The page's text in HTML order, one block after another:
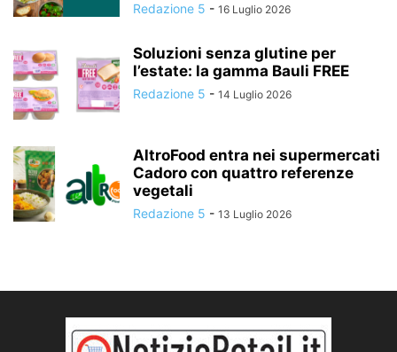
Redazione 5 - 16 Luglio 2026
Soluzioni senza glutine per
l’estate: la gamma Bauli FREE
Redazione 5 - 14 Luglio 2026
AltroFood entra nei supermercati
Cadoro con quattro referenze
vegetali
Redazione 5 - 13 Luglio 2026